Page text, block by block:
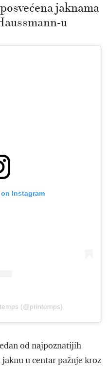
jaknama
u
Instagram
(@printemps)
od najpoznatijih
u centar pažnje kroz